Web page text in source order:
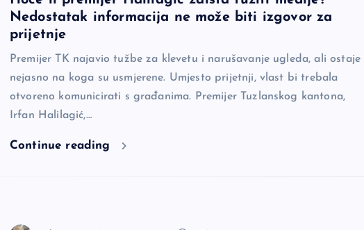
Nedostatak informacija ne može biti izgovor za
prijetnje
Premijer TK najavio tužbe za klevetu i narušavanje ugleda, ali ostaje
nejasno na koga su usmjerene. Umjesto prijetnji, vlast bi trebala
otvoreno komunicirati s građanima. Premijer Tuzlanskog kantona,
Irfan Halilagić,…
Continue reading